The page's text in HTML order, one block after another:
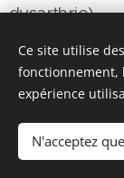
dysarthrie)
-Étudiants:
mise en
Ce site utilise
fonctionnement,
expérience
N'acceptez